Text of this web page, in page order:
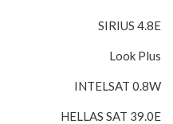
SIRIUS 4.8E
Look Plus
INTELSAT 0.8W
HELLAS SAT 39.0E